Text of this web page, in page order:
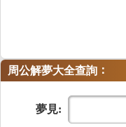
周公解夢大全查詢 ：
夢見: